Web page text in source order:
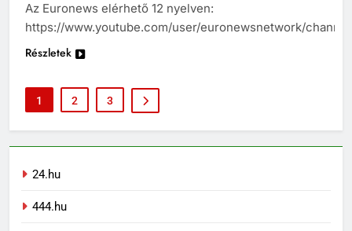
24.hu
444.hu
Az Euronews elérhető 12 nyelven:
https://www.youtube.com/user/euronewsnetwork/
Részletek
1 2 3